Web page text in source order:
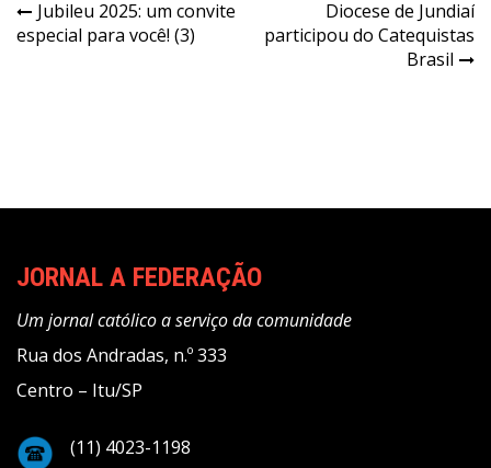
Navegação
de
Jubileu 2025: um convite
especial para você! (3)
Diocese de Jundiaí
participou do Catequistas
Brasil
JORNAL A FEDERAÇÃO
Um jornal católico a serviço da comunidade
Rua dos Andradas, n.º 333
Centro – Itu/SP
(11) 4023-1198